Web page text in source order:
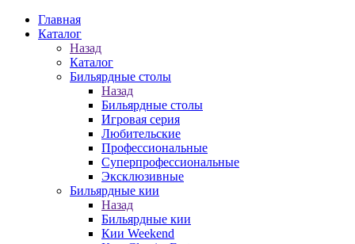
Главная
Каталог
Назад
Каталог
Бильярдные столы
Назад
Бильярдные столы
Игровая серия
Любительские
Профессиональные
Суперпрофессиональные
Эксклюзивные
Бильярдные кии
Назад
Бильярдные кии
Кии Weekend